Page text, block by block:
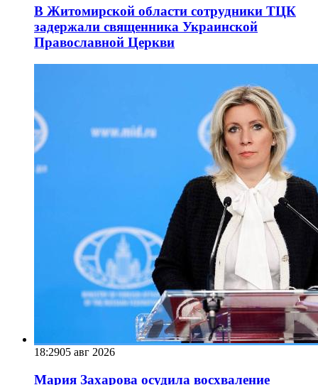
В Житомирской области сотрудники ТЦК
задержали священника Украинской
Православной Церкви
18:2905 авг 2026
Мария Захарова осудила восхваление